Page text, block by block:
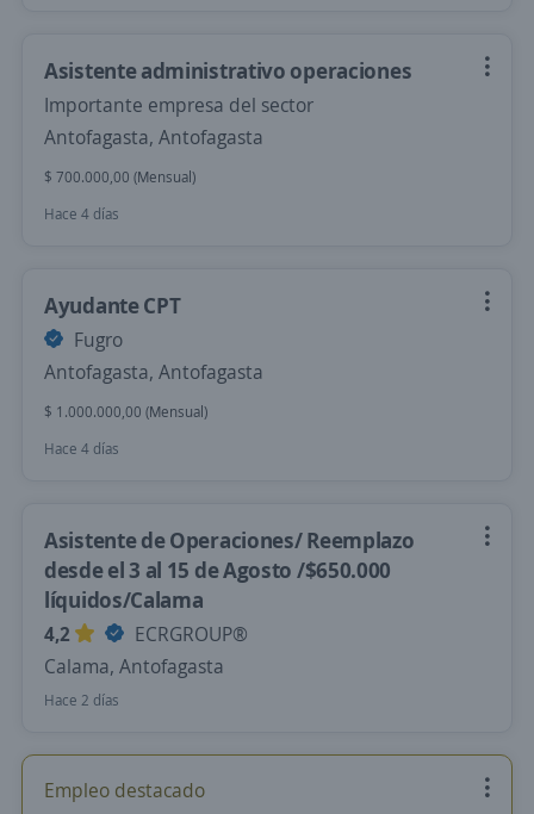
Asistente administrativo operaciones
Importante empresa del sector
Antofagasta, Antofagasta
$ 700.000,00 (Mensual)
Hace 4 días
Ayudante CPT
Fugro
Antofagasta, Antofagasta
$ 1.000.000,00 (Mensual)
Hace 4 días
Asistente de Operaciones/ Reemplazo
desde el 3 al 15 de Agosto /$650.000
líquidos/Calama
4,2
ECRGROUP®️
Calama, Antofagasta
Hace 2 días
Empleo destacado